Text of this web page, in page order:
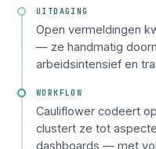
UITDAGING
Open vermeldingen
— ze handmatig
arbeidsintensief en
WORKFLOW
Cauliflower codeert
clustert ze tot
dashboards — met